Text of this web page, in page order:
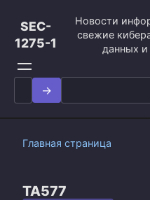
контенту
SEC-
1275-1
Новости
свежие
данных и
Search
for:
Главная страница
TA577